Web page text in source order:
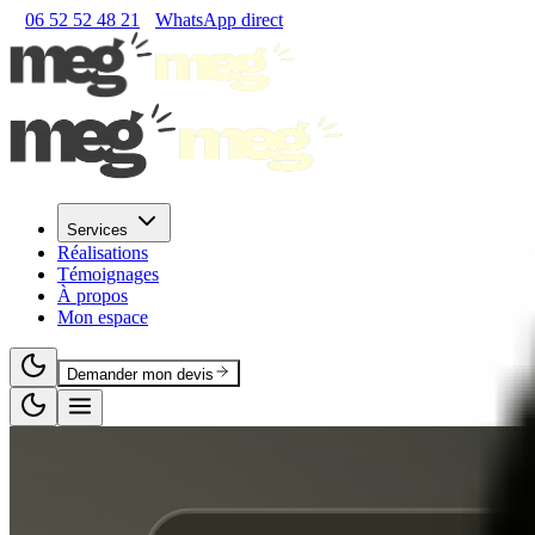
06 52 52 48 21 WhatsApp direct
Services
Réalisations
Témoignages
À propos
Mon espace
Demander mon devis